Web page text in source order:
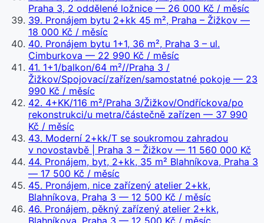
Praha 3, 2 oddělené ložnice — 26 000 Kč / měsíc
39. Pronájem bytu 2+kk 45 m², Praha – Žižkov —
18 000 Kč / měsíc
40. Pronájem bytu 1+1, 36 m², Praha 3 – ul.
Cimburkova — 22 990 Kč / měsíc
41. 1+1/balkon/64 m²//Praha 3 /
Žižkov/Spojovací/zařízen/samostatné pokoje — 23
990 Kč / měsíc
42. 4+KK/116 m²/Praha 3/Žižkov/Ondříckova/po
rekonstrukci/u metra/částečně zařízen — 37 990
Kč / měsíc
43. Moderní 2+kk/T se soukromou zahradou
v novostavbě | Praha 3 – Žižkov — 11 560 000 Kč
44. Pronájem, byt, 2+kk, 35 m² Blahníkova, Praha 3
— 17 500 Kč / měsíc
45. Pronájem, nice zařízený atelier 2+kk,
Blahníkova, Praha 3 — 12 500 Kč / měsíc
46. Pronájem, pěkný zařízený atelier 2+kk,